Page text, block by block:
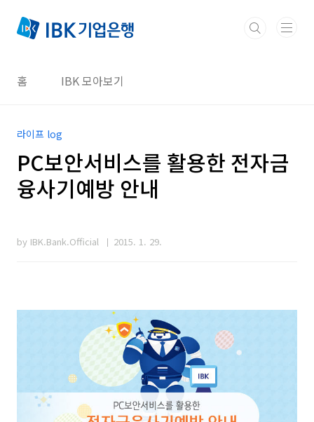
홈 IBK 모아보기
라이프 log
PC보안서비스를 활용한 전자금
융사기예방 안내
by IBK.Bank.Official 2015. 1. 29.